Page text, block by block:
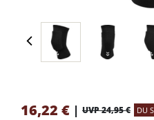
16,22 € | UVP 24,95 € DU